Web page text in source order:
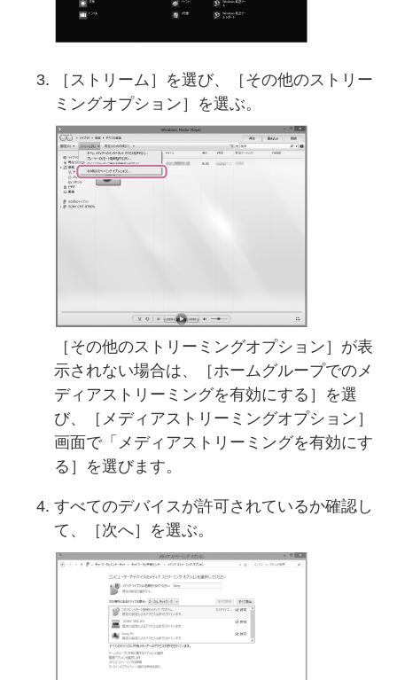
［ストリーム］を選び、［その他のストリー
ミングオプション］を選ぶ。
［その他のストリーミングオプション］が表
示されない場合は、［ホームグループでのメ
ディアストリーミングを有効にする］を選
び、［メディアストリーミングオプション］
画面で「メディアストリーミングを有効にす
る］を選びます。
すべてのデバイスが許可されているか確認し
て、［次へ］を選ぶ。